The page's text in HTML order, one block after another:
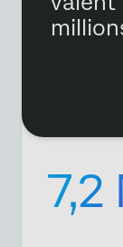
7,2